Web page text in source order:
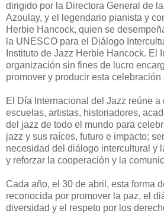
dirigido por la Directora General de
Azoulay, y el legendario pianista y
Herbie Hancock, quien se
la UNESCO para el Diálogo
Instituto de Jazz Herbie Hancock. El
organización sin fines de lucro
promover y producir esta celebración
El Día Internacional del Jazz reúne a
escuelas, artistas, historiadores,
del jazz de todo el mundo para
jazz y sus raíces, futuro e impacto;
necesidad del diálogo intercultural y
y reforzar la cooperación y la
Cada año, el 30 de abril, esta forma
reconocida por promover la paz, el
diversidad y el respeto por los